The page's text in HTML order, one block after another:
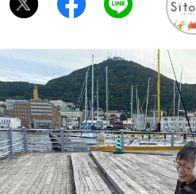
深める
ゆるむ
SitakkeTV